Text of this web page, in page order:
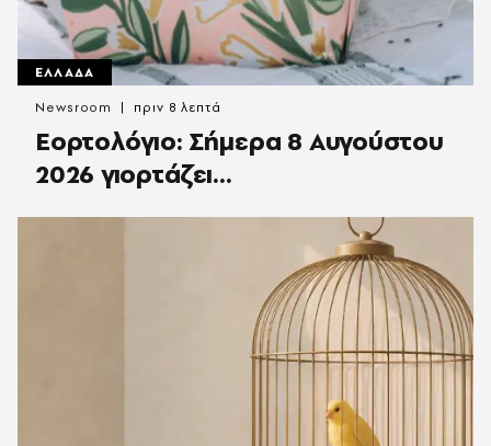
ΕΛΛΑΔΑ
Εορτολόγιο: Σήμερα 8 Αυγούστου
2026 γιορτάζει…
Newsroom πριν 8 λεπτά